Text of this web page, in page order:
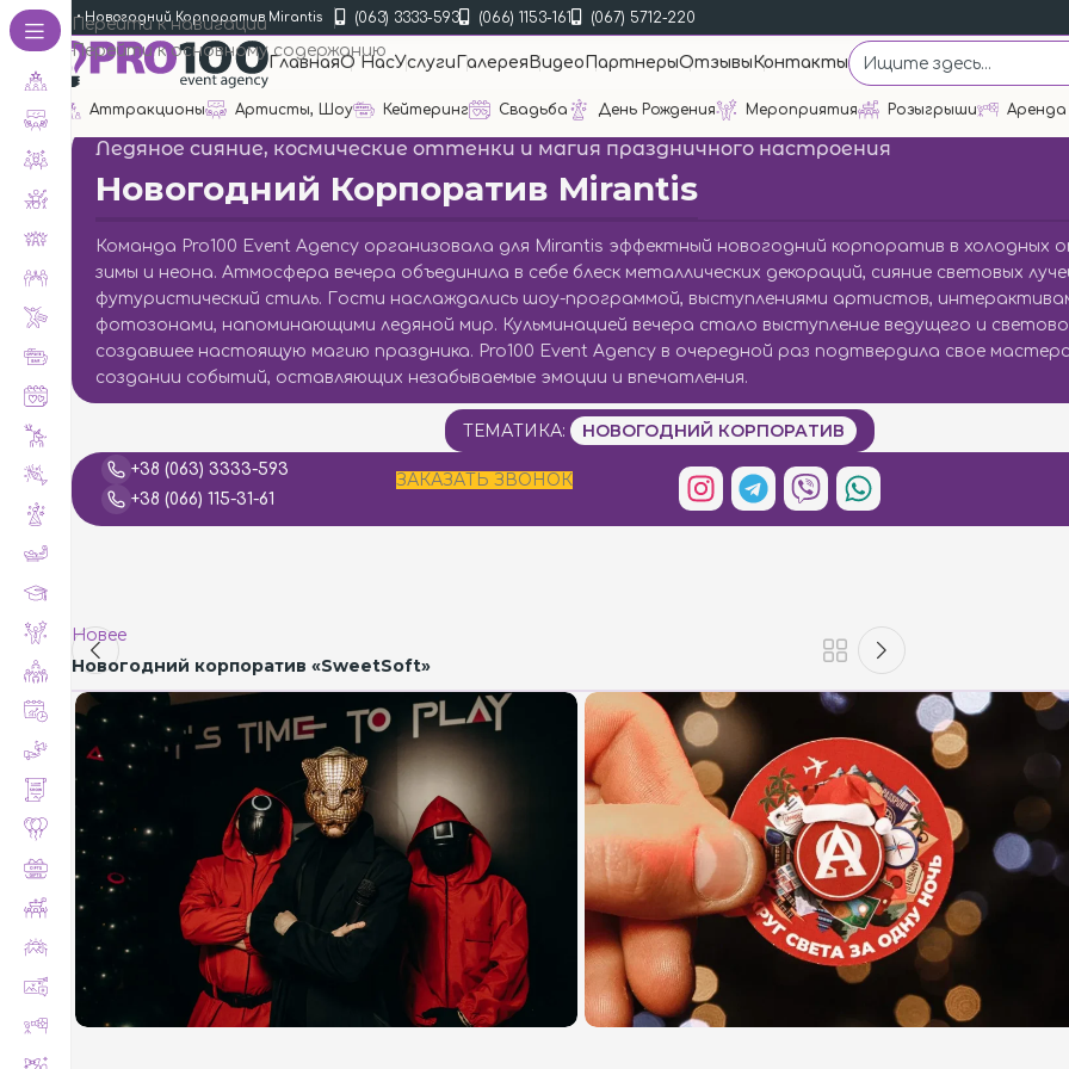
Перейти к навигации
Перейти к основному содержанию
•Portfolio • Новогодний Корпоратив Mirantis (063) 3333-593 (066) 1153-161 (067) 5712-220
ГлавнаяО НасУслуги Галерея Видео ПартнерыОтзывы Контакты
Аттракционы Артисты, Шоу Кейтеринг Свадьба День Рождения Мероприятия Розыгрыши Аренда
Ледяное сияние, космические оттенки и магия праздничного настроения
Новогодний Корпоратив Mirantis
Команда Pro100 Event Agency организовала для Mirantis эффектный новогодний корпоратив в холодных
зимы и неона. Атмосфера вечера объединила в себе блеск металлических декораций, сияние световых
футуристический стиль. Гости наслаждались шоу-программой, выступлениями артистов,
фотозонами, напоминающими ледяной мир. Кульминацией вечера стало выступление ведущего и
создавшее настоящую магию праздника. Pro100 Event Agency в очередной раз подтвердила свое
создании событий, оставляющих незабываемые эмоции и впечатления.
ТЕМАТИКА: НОВОГОДНИЙ КОРПОРАТИВ
+38 (063) 3333-593
+38 (066) 115-31-61
ЗАКАЗАТЬ ЗВОНОК
Новее
Новогодний корпоратив «SweetSoft»